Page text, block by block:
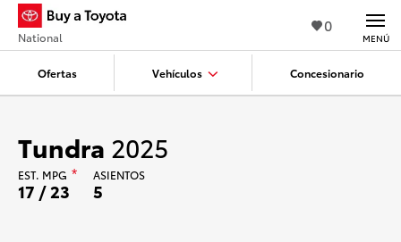
0
Ofertas Vehículos Concesionario
National MENÚ
Tundra 2025
EST. MPG * ASIENTOS
17 / 23 5